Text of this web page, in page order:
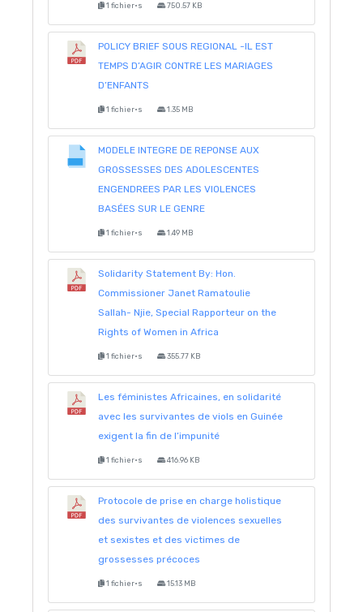
1 fichier·s 750.57 KB
POLICY BRIEF SOUS REGIONAL -IL EST
TEMPS D’AGIR CONTRE LES MARIAGES
D’ENFANTS
1 fichier·s 1.35 MB
MODELE INTEGRE DE REPONSE AUX
GROSSESSES DES ADOLESCENTES
ENGENDREES PAR LES VIOLENCES
BASÉES SUR LE GENRE
1 fichier·s 1.49 MB
Solidarity Statement By: Hon.
Commissioner Janet Ramatoulie
Sallah- Njie, Special Rapporteur on the
Rights of Women in Africa
1 fichier·s 355.77 KB
Les féministes Africaines, en solidarité
avec les survivantes de viols en Guinée
exigent la fin de l’impunité
1 fichier·s 416.96 KB
Protocole de prise en charge holistique
des survivantes de violences sexuelles
et sexistes et des victimes de
grossesses précoces
1 fichier·s 15.13 MB